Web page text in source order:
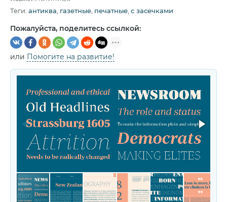
Теги: антиква газетные печатные с засечками
Пожалуйста, поделитесь ссылкой:
или Помогите на развитие!